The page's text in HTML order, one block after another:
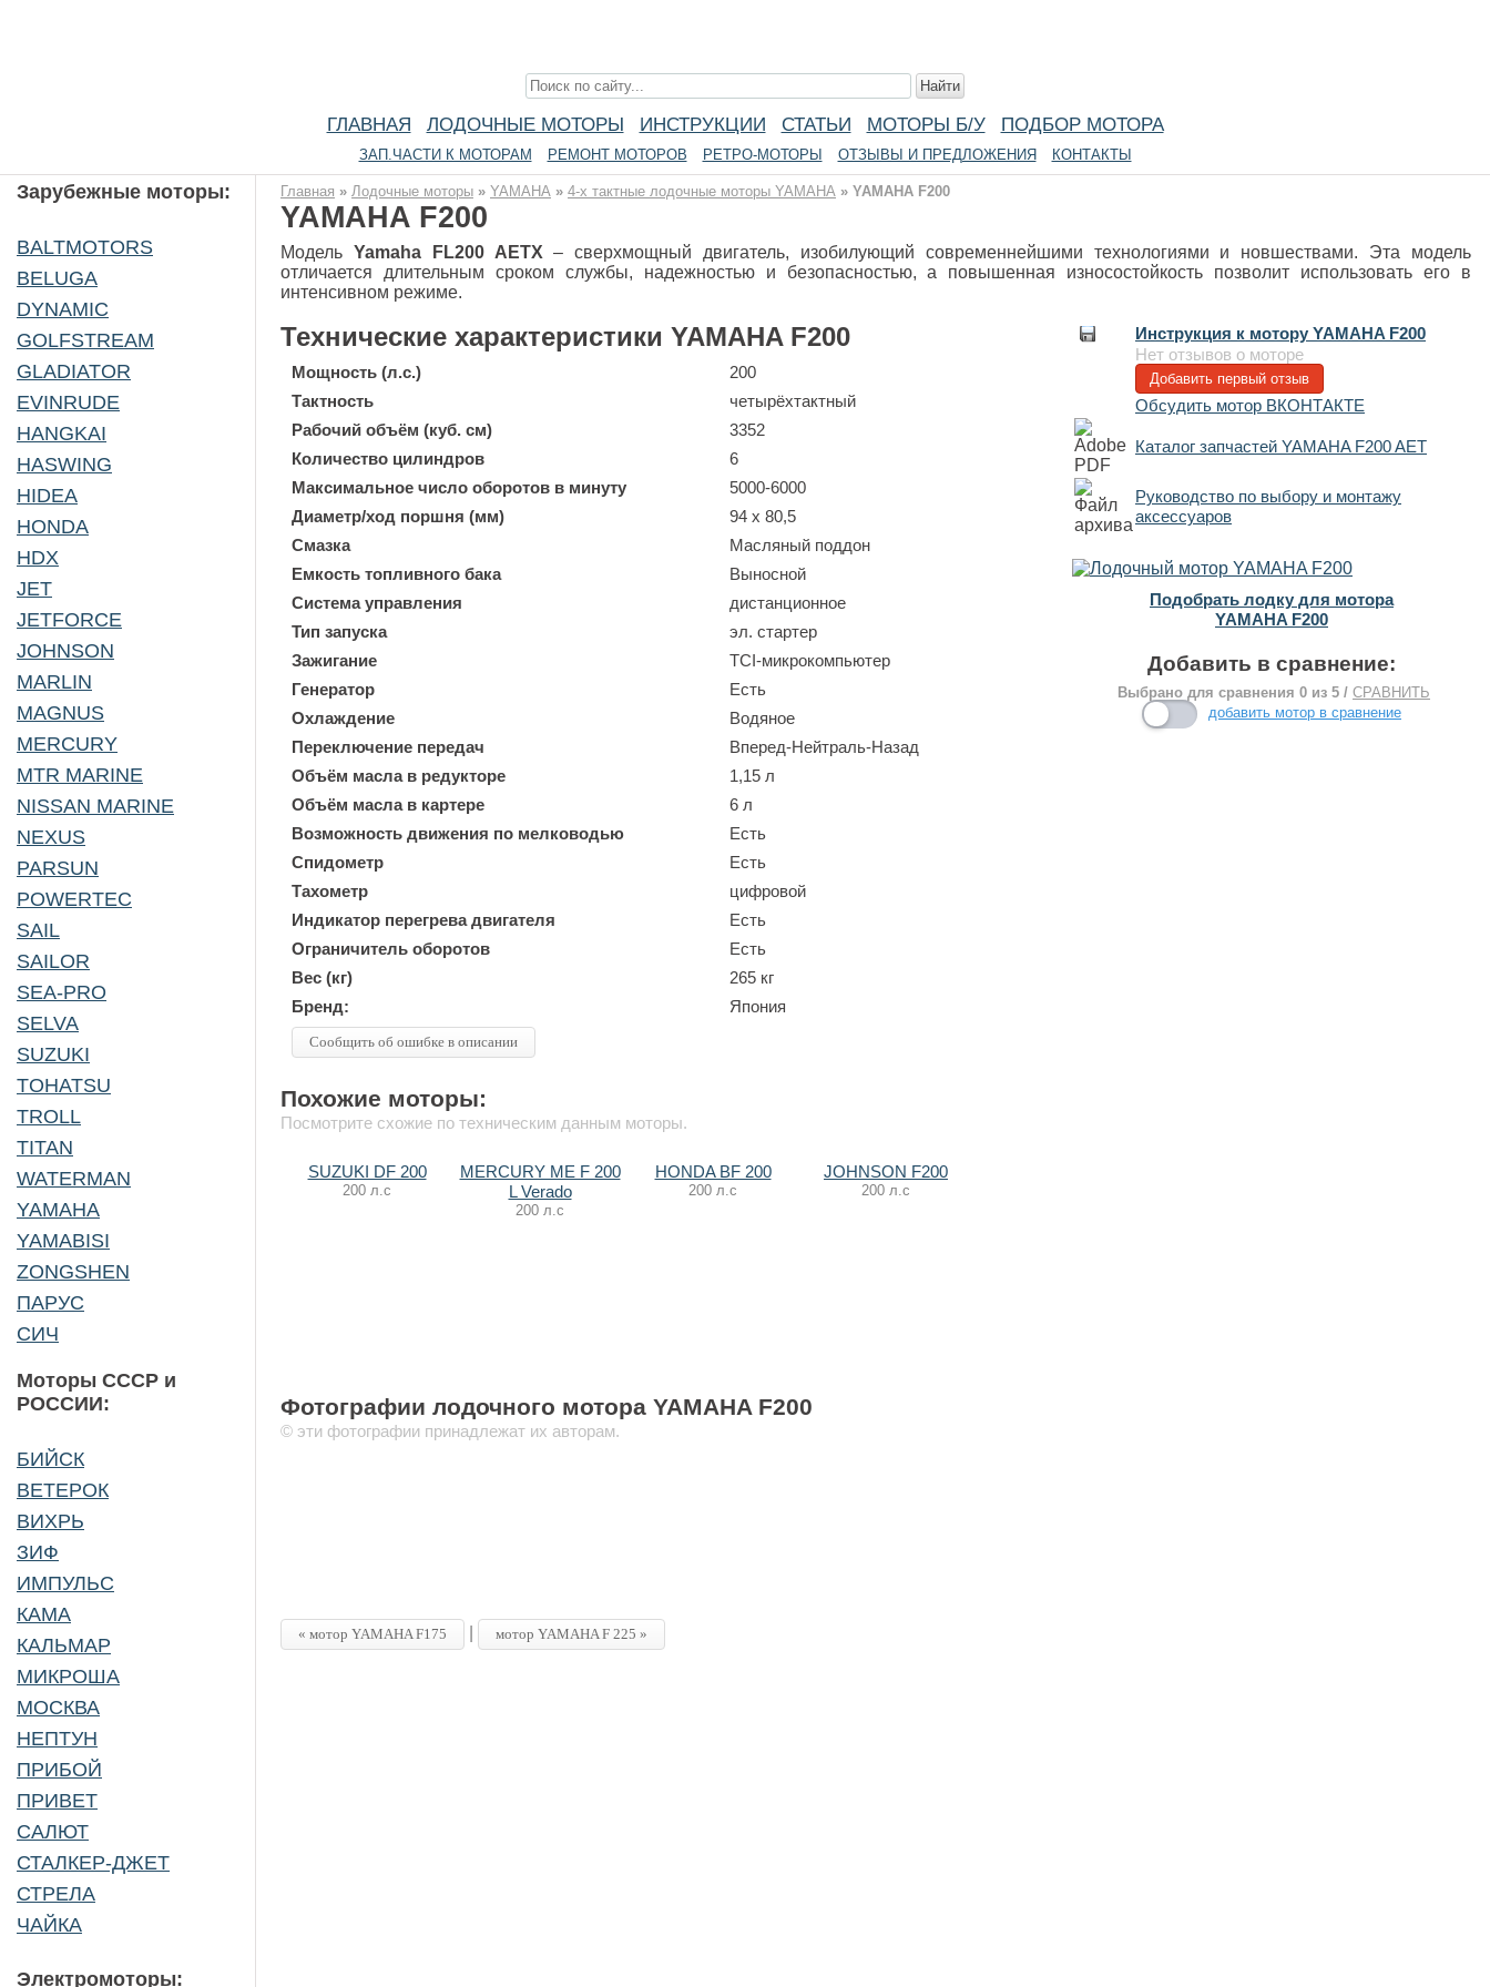
ГЛАВНАЯ ЛОДОЧНЫЕ МОТОРЫ ИНСТРУКЦИИ СТАТЬИ МОТОРЫ Б/У ПОДБОР МОТОРА
ЗАП.ЧАСТИ К МОТОРАМ РЕМОНТ МОТОРОВ РЕТРО-МОТОРЫ ОТЗЫВЫ И ПРЕДЛОЖЕНИЯ КОНТАКТЫ
Зарубежные моторы:
BALTMOTORS
BELUGA
DYNAMIC
GOLFSTREAM
GLADIATOR
EVINRUDE
HANGKAI
HASWING
HIDEA
HONDA
HDX
JET
JETFORCE
JOHNSON
MARLIN
MAGNUS
MERCURY
MTR MARINE
NISSAN MARINE
NEXUS
PARSUN
POWERTEC
SAIL
SAILOR
SEA-PRO
SELVA
SUZUKI
TOHATSU
TROLL
TITAN
WATERMAN
YAMAHA
YAMABISI
ZONGSHEN
ПАРУС
СИЧ
Моторы СССР и
РОССИИ:
БИЙСК
ВЕТЕРОК
ВИХРЬ
ЗИФ
ИМПУЛЬС
КАМА
КАЛЬМАР
МИКРОША
МОСКВА
НЕПТУН
ПРИБОЙ
ПРИВЕТ
САЛЮТ
СТАЛКЕР-ДЖЕТ
СТРЕЛА
ЧАЙКА
Электромоторы:
Главная » Лодочные моторы » YAMAHA » 4-x тактные лодочные моторы YAMAHA » YAMAHA F200
YAMAHA F200
Модель Yamaha FL200 AETX – сверхмощный двигатель, изобилующий современнейшими технологиями и новшествами. Эта модель
отличается длительным сроком службы, надежностью и безопасностью, а повышенная износостойкость позволит использовать его в
интенсивном режиме.
Технические характеристики YAMAHA F200
Мощность (л.с.)
200
Тактность
четырёхтактный
Рабочий объём (куб. см)
3352
Количество цилиндров
6
Максимальное число оборотов в минуту
5000-6000
Диаметр/ход поршня (мм)
94 x 80,5
Смазка
Масляный поддон
Емкость топливного бака
Выносной
Система управления
дистанционное
Тип запуска
эл. стартер
Зажигание
TCI-микрокомпьютер
Генератор
Есть
Охлаждение
Водяное
Переключение передач
Вперед-Нейтраль-Назад
Объём масла в редукторе
1,15 л
Объём масла в картере
6 л
Возможность движения по мелководью
Есть
Спидометр
Есть
Тахометр
цифровой
Индикатор перегрева двигателя
Есть
Ограничитель оборотов
Есть
Вес (кг)
265 кг
Бренд:
Япония
Сообщить об ошибке в описании
Похожие моторы:
Посмотрите схожие по техническим данным моторы.
SUZUKI DF 200
200 л.с
MERCURY ME F 200
L Verado
200 л.с
HONDA BF 200
200 л.с
JOHNSON F200
200 л.с
Инструкция к мотору YAMAHA F200
Нет отзывов о моторе
Добавить первый отзыв
Обсудить мотор ВКОНТАКТЕ
Каталог запчастей YAMAHA F200 AET
Руководство по выбору и монтажу
аксессуаров
Подобрать лодку для мотора
YAMAHA F200
Добавить в сравнение:
Выбрано для сравнения 0 из 5 / СРАВНИТЬ
добавить мотор в сравнение
Фотографии лодочного мотора YAMAHA F200
© эти фотографии принадлежат их авторам.
« мотор YAMAHA F175 мотор YAMAHA F 225 »